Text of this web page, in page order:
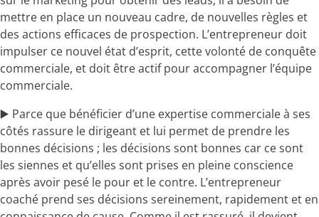
mettre en place un nouveau cadre, de nouvelles règles et
des actions efficaces de prospection. L’entrepreneur doit
impulser ce nouvel état d’esprit, cette volonté de conquête
commerciale, et doit être actif pour accompagner l’équipe
commerciale.
▶️ Parce que bénéficier d’une expertise commerciale à ses
côtés rassure le dirigeant et lui permet de prendre les
bonnes décisions ; les décisions sont bonnes car ce sont
les siennes et qu’elles sont prises en pleine conscience
après avoir pesé le pour et le contre. L’entrepreneur
coaché prend ses décisions sereinement, rapidement et en